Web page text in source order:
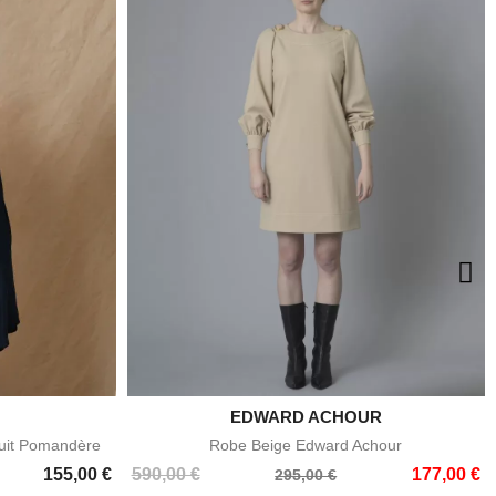
Pomandère
155,00 €
Aperçu rapide
EDWARD ACHOUR
Robe Beige Edward Achour
590,00 €
Prix
295,00 € 177,00 €
Prix